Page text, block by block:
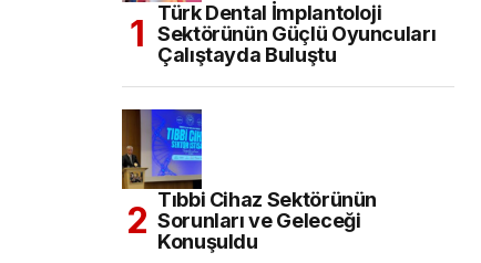
Türk Dental İmplantoloji
Sektörünün Güçlü Oyuncuları
Çalıştayda Buluştu
Tıbbi Cihaz Sektörünün
Sorunları ve Geleceği
Konuşuldu